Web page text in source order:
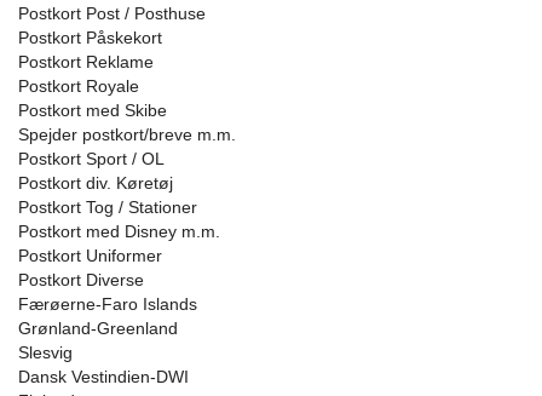
Postkort Post / Posthuse
Postkort Påskekort
Postkort Reklame
Postkort Royale
Postkort med Skibe
Spejder postkort/breve m.m.
Postkort Sport / OL
Postkort div. Køretøj
Postkort Tog / Stationer
Postkort med Disney m.m.
Postkort Uniformer
Postkort Diverse
Færøerne-Faro Islands
Grønland-Greenland
Slesvig
Dansk Vestindien-DWI